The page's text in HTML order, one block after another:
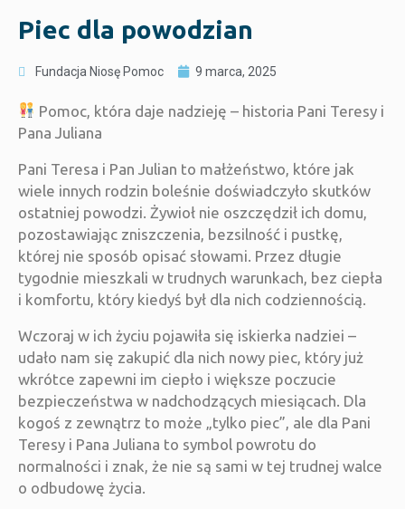
Piec dla powodzian
Fundacja Niosę Pomoc 9 marca, 2025
Pomoc, która daje nadzieję – historia Pani Teresy i
Pana Juliana
Pani Teresa i Pan Julian to małżeństwo, które jak
wiele innych rodzin boleśnie doświadczyło skutków
ostatniej powodzi. Żywioł nie oszczędził ich domu,
pozostawiając zniszczenia, bezsilność i pustkę,
której nie sposób opisać słowami. Przez długie
tygodnie mieszkali w trudnych warunkach, bez ciepła
i komfortu, który kiedyś był dla nich codziennością.
Wczoraj w ich życiu pojawiła się iskierka nadziei –
udało nam się zakupić dla nich nowy piec, który już
wkrótce zapewni im ciepło i większe poczucie
bezpieczeństwa w nadchodzących miesiącach. Dla
kogoś z zewnątrz to może „tylko piec”, ale dla Pani
Teresy i Pana Juliana to symbol powrotu do
normalności i znak, że nie są sami w tej trudnej walce
o odbudowę życia.